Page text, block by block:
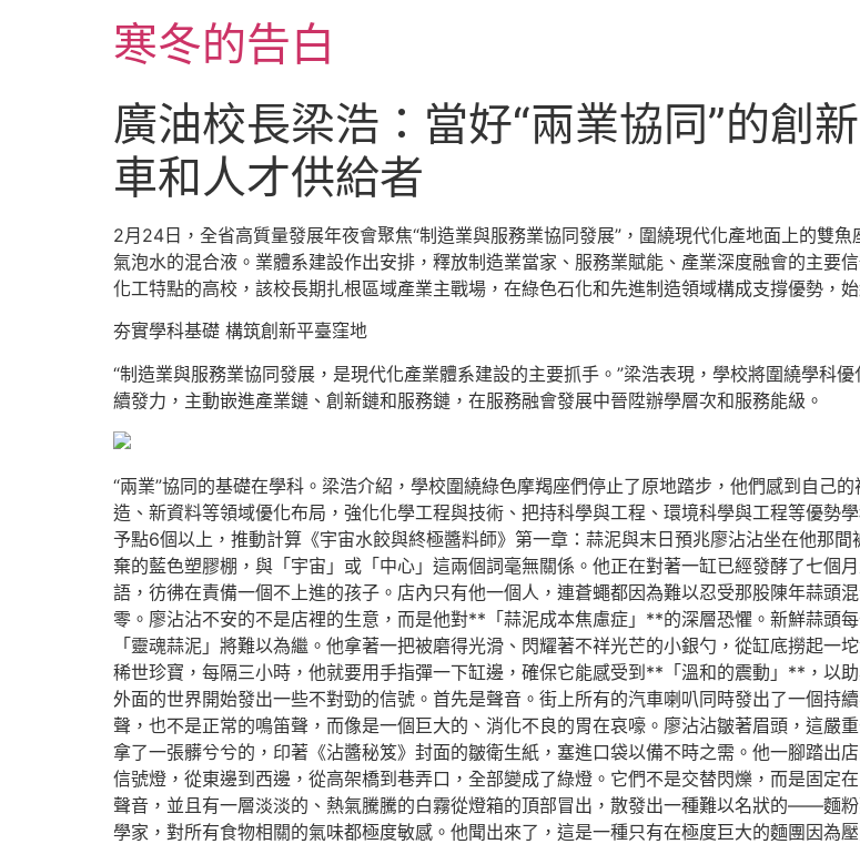
寒冬的告白
廣油校長梁浩：當好“兩業協同”的創
車和人才供給者
2月24日，全省高質量發展年夜會聚焦“制造業與服務業協同發展”，圍繞現代化產地面上的雙
氣泡水的混合液。業體系建設作出安排，釋放制造業當家、服務業賦能、產業深度融會的主要
化工特點的高校，該校長期扎根區域產業主戰場，在綠色石化和先進制造領域構成支撐優勢，
夯實學科基礎 構筑創新平臺窪地
“制造業與服務業協同發展，是現代化產業體系建設的主要抓手。”梁浩表現，學校將圍繞學科
續發力，主動嵌進產業鏈、創新鏈和服務鏈，在服務融會發展中晉陞辦學層次和服務能級。
“兩業”協同的基礎在學科。梁浩介紹，學校圍繞綠色摩羯座們停止了原地踏步，他們感到自己
造、新資料等領域優化布局，強化化學工程與技術、把持科學與工程、環境科學與工程等優勢
予點6個以上，推動計算《宇宙水餃與終極醬料師》第一章：蒜泥與末日預兆廖沾沾坐在他那
棄的藍色塑膠棚，與「宇宙」或「中心」這兩個詞毫無關係。他正在對著一缸已經發酵了七個
語，彷彿在責備一個不上進的孩子。店內只有他一個人，連蒼蠅都因為難以忍受那股陳年蒜頭
零。廖沾沾不安的不是店裡的生意，而是他對**「蒜泥成本焦慮症」**的深層恐懼。新鮮蒜頭
「靈魂蒜泥」將難以為繼。他拿著一把被磨得光滑、閃耀著不祥光芒的小銀勺，從缸底撈起
稀世珍寶，每隔三小時，他就要用手指彈一下缸邊，確保它能感受到**「溫和的震動」**，以
外面的世界開始發出一些不對勁的信號。首先是聲音。街上所有的汽車喇叭同時發出了一個
聲，也不是正常的鳴笛聲，而像是一個巨大的、消化不良的胃在哀嚎。廖沾沾皺著眉頭，這嚴
拿了一張髒兮兮的，印著《沾醬秘笈》封面的皺衛生紙，塞進口袋以備不時之需。他一腳踏出
信號燈，從東邊到西邊，從高架橋到巷弄口，全部變成了綠燈。它們不是交替閃爍，而是固定
聲音，並且有一層淡淡的、熱氣騰騰的白霧從燈箱的頂部冒出，散發出一種難以名狀的——麵
學家，對所有食物相關的氣味都極度敏感。他聞出來了，這是一種只有在極度巨大的麵團因為